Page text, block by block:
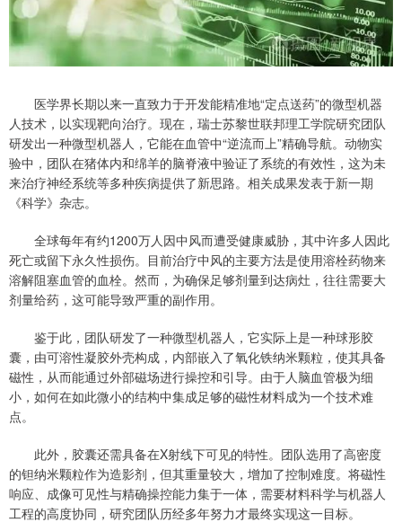
医学界长期以来一直致力于开发能精准地“定点送药”的微型机器
人技术，以实现靶向治疗。现在，瑞士苏黎世联邦理工学院研究团队
研发出一种微型机器人，它能在血管中“逆流而上”精确导航。动物实
验中，团队在猪体内和绵羊的脑脊液中验证了系统的有效性，这为未
来治疗神经系统等多种疾病提供了新思路。相关成果发表于新一期
《科学》杂志。
全球每年有约1200万人因中风而遭受健康威胁，其中许多人因此
死亡或留下永久性损伤。目前治疗中风的主要方法是使用溶栓药物来
溶解阻塞血管的血栓。然而，为确保足够剂量到达病灶，往往需要大
剂量给药，这可能导致严重的副作用。
鉴于此，团队研发了一种微型机器人，它实际上是一种球形胶
囊，由可溶性凝胶外壳构成，内部嵌入了氧化铁纳米颗粒，使其具备
磁性，从而能通过外部磁场进行操控和引导。由于人脑血管极为细
小，如何在如此微小的结构中集成足够的磁性材料成为一个技术难
点。
此外，胶囊还需具备在X射线下可见的特性。团队选用了高密度
的钽纳米颗粒作为造影剂，但其重量较大，增加了控制难度。将磁性
响应、成像可见性与精确操控能力集于一体，需要材料科学与机器人
工程的高度协同，研究团队历经多年努力才最终实现这一目标。